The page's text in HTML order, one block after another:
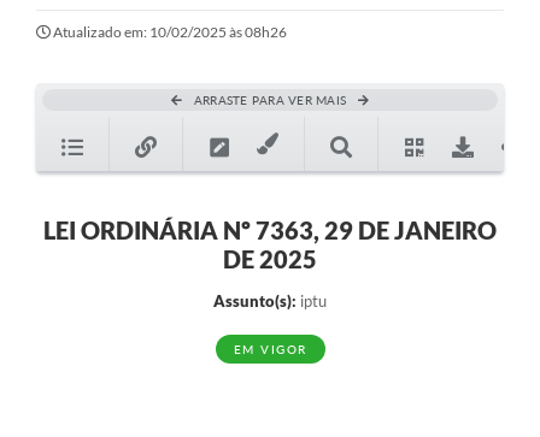
Atualizado em: 10/02/2025 às 08h26
ARRASTE PARA VER MAIS
LEI ORDINÁRIA Nº 7363, 29 DE JANEIRO
DE 2025
Assunto(s): iptu
EM VIGOR